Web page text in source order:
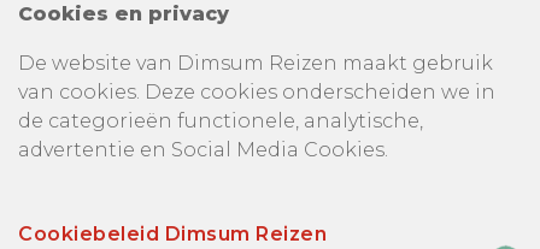
Cookies en privacy
De website van Dimsum Reizen maakt gebruik
van cookies. Deze cookies onderscheiden we in
de categorieën functionele, analytische,
advertentie en Social Media Cookies.
Cookiebeleid Dimsum Reizen